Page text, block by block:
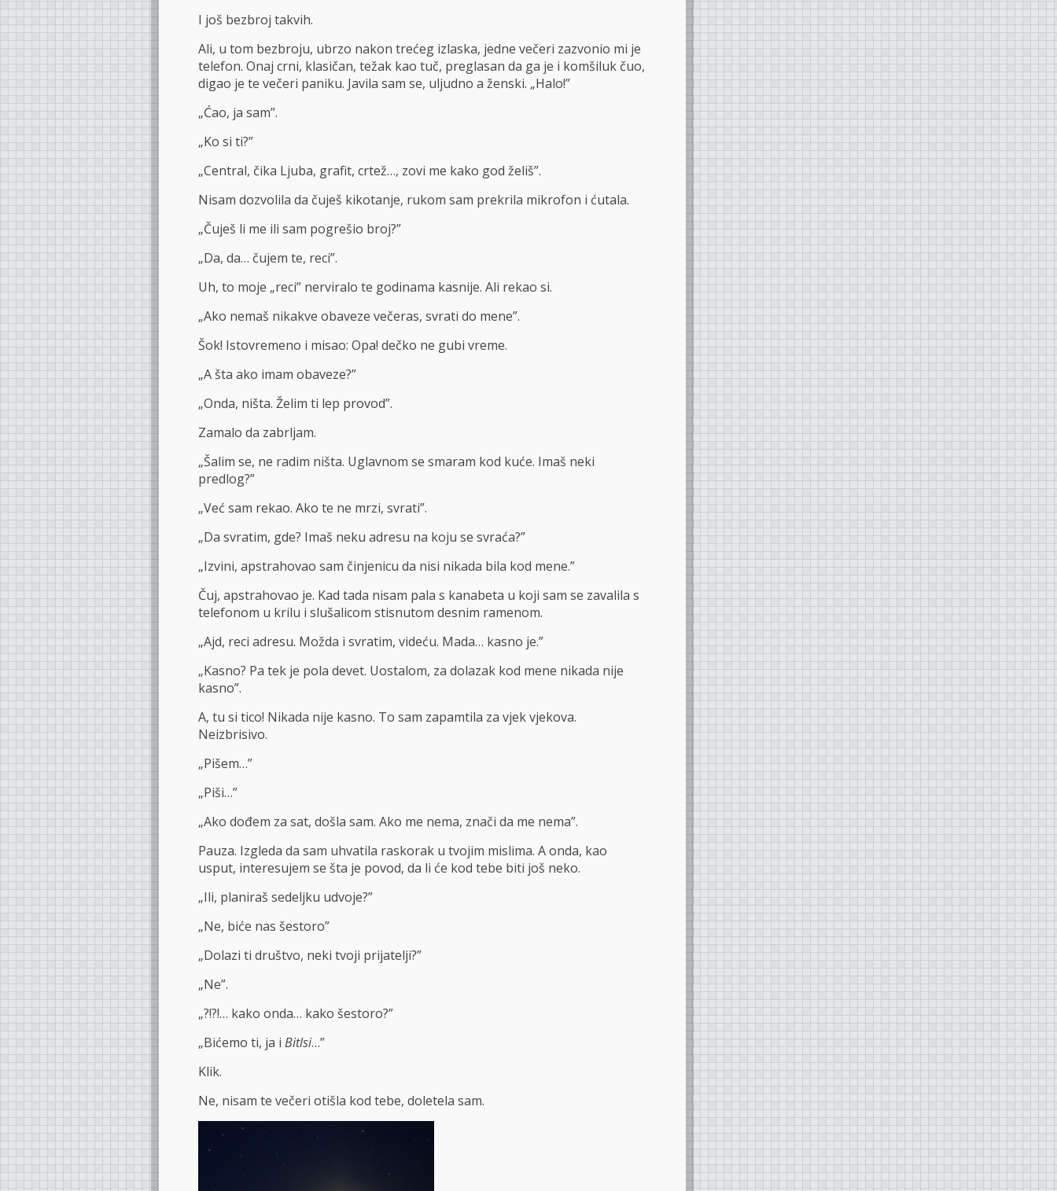
I još bezbroj takvih.
Ali, u tom bezbroju, ubrzo nakon trećeg izlaska, jedne večeri zazvonio mi je
telefon. Onaj crni, klasičan, težak kao tuč, preglasan da ga je i komšiluk čuo,
digao je te večeri paniku. Javila sam se, uljudno a ženski. „Halo!”
„Ćao, ja sam”.
„Ko si ti?”
„Central, čika Ljuba, grafit, crtež…, zovi me kako god želiš”.
Nisam dozvolila da čuješ kikotanje, rukom sam prekrila mikrofon i ćutala.
„Čuješ li me ili sam pogrešio broj?”
„Da, da… čujem te, reci”.
Uh, to moje „reci” nerviralo te godinama kasnije. Ali rekao si.
„Ako nemaš nikakve obaveze večeras, svrati do mene”.
Šok! Istovremeno i misao: Opa! dečko ne gubi vreme.
„A šta ako imam obaveze?”
„Onda, ništa. Želim ti lep provod”.
Zamalo da zabrljam.
„Šalim se, ne radim ništa. Uglavnom se smaram kod kuće. Imaš neki
predlog?”
„Već sam rekao. Ako te ne mrzi, svrati”.
„Da svratim, gde? Imaš neku adresu na koju se svraća?”
„Izvini, apstrahovao sam činjenicu da nisi nikada bila kod mene.”
Čuj, apstrahovao je. Kad tada nisam pala s kanabeta u koji sam se zavalila s
telefonom u krilu i slušalicom stisnutom desnim ramenom.
„Ajd, reci adresu. Možda i svratim, videću. Mada… kasno je.”
„Kasno? Pa tek je pola devet. Uostalom, za dolazak kod mene nikada nije
kasno”.
A, tu si tico! Nikada nije kasno. To sam zapamtila za vjek vjekova.
Neizbrisivo.
„Pišem…”
„Piši…”
„Ako dođem za sat, došla sam. Ako me nema, znači da me nema”.
Pauza. Izgleda da sam uhvatila raskorak u tvojim mislima. A onda, kao
usput, interesujem se šta je povod, da li će kod tebe biti još neko.
„Ili, planiraš sedeljku udvoje?”
„Ne, biće nas šestoro”
„Dolazi ti društvo, neki tvoji prijatelji?”
„Ne”.
„?!?!… kako onda… kako šestoro?”
„Bićemo ti, ja i Bitlsi…”
Klik.
Ne, nisam te večeri otišla kod tebe, doletela sam.